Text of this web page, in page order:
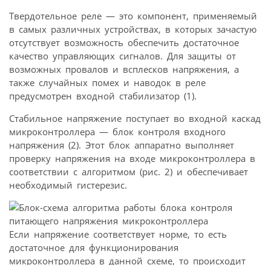
Твердотельное реле — это компонент, применяемый
в самых различных устройствах, в которых зачастую
отсутствует возможность обеспечить достаточное
качество управляющих сигналов. Для защиты от
возможных провалов и всплесков напряжения, а
также случайных помех и наводок в реле
предусмотрен входной стабилизатор (1).
Стабильное напряжение поступает во входной каскад
микроконтроллера — блок контроля входного
напряжения (2). Этот блок аппаратно выполняет
проверку напряжения на входе микроконтроллера в
соответствии с алгоритмом (рис. 2) и обеспечивает
необходимый гистерезис.
Если напряжение соответствует норме, то есть
достаточное для функционирования
микроконтроллера в данной схеме, то происходит